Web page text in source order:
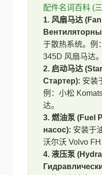
配件名词百科 (
1. 风扇马达
于散热系统。例
345D 风扇马达。
2. 启动马达
Стартер): 安装
例：小松
达。
3. 燃油泵 (Fuel
насос): 安装于
沃尔沃 Volvo
4. 液压泵